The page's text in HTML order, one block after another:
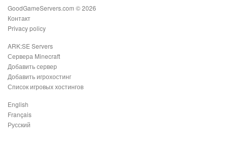
GoodGameServers.com © 2026
Контакт
Privacy policy
ARK:SE Servers
Сервера Minecraft
Добавить сервер
Добавить игрохостинг
Список игровых хостингов
English
Français
Русский